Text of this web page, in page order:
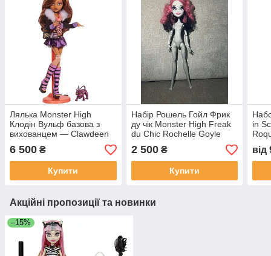
Лялька Monster High
Клодін Вульф базова з
вихованцем — Clawdeen
Wolf
6 500 ₴
Купити
Набір Рошель Гойл Фрик
ду чік Monster High Freak
du Chic Rochelle Goyle
2 500₴
Купити
in
від
Акційні пропозиції та новинки
–15%